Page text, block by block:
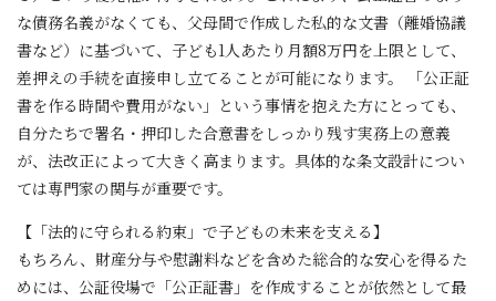
な債務名義がなくても、父母間で作成した私的な文書（離婚協議
書など）に基づいて、子ども1人あたり月額8万円を上限として、
差押えの手続を直接申し立てることが可能になります。 「公正証
書を作る時間や費用がない」という事情を抱えた方にとっても、
自分たちで署名・押印した合意書をしっかり残す実務上の意義
が、法改正によって大きく高まります。具体的な条文設計につい
ては専門家の関与が重要です。
【「法的に守られる約束」で子どもの未来を支える】
もちろん、財産分与や慰謝料などを含めた総合的な安心を得るた
めには、公証役場で「公正証書」を作成することが依然として最